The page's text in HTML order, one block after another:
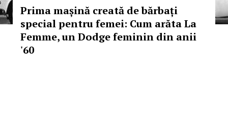
Prima mașină creată de bărbați
special pentru femei: Cum arăta La
Femme, un Dodge feminin din anii
'60